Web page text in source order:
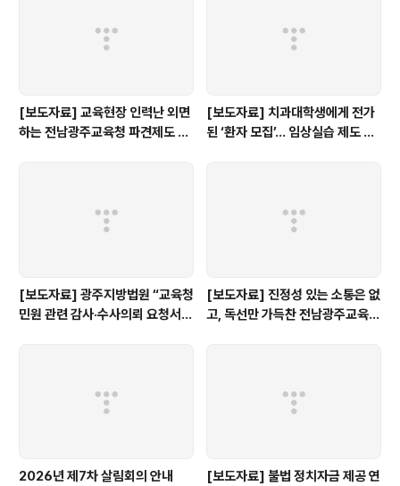
[보도자료] 교육현장 인력난 외면
하는 전남광주교육청 파견제도 재
[보도자료] 치과대학생에게 전가
된 ‘환자 모집’… 임상실습 제도 개
[보도자료] 광주지방법원 “교육청
민원 관련 감사·수사의뢰 요청서,
[보도자료] 진정성 있는 소통은 없
고, 독선만 가득찬 전남광주교육감
2026년 제7차 살림회의 안내
[보도자료] 불법 정치자금 제공 연